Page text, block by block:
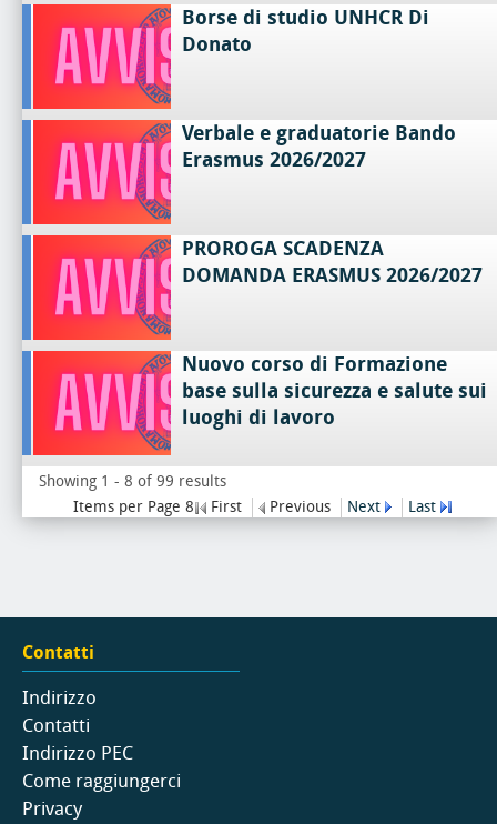
Borse di studio UNHCR Di
Donato
Verbale e graduatorie Bando
Erasmus 2026/2027
PROROGA SCADENZA
DOMANDA ERASMUS 2026/2027
Nuovo corso di Formazione
base sulla sicurezza e salute sui
luoghi di lavoro
Showing 1 - 8 of 99 results
Items per Page 8
First Previous Next Last
Contatti
Indirizzo
Contatti
Indirizzo PEC
Come raggiungerci
Privacy